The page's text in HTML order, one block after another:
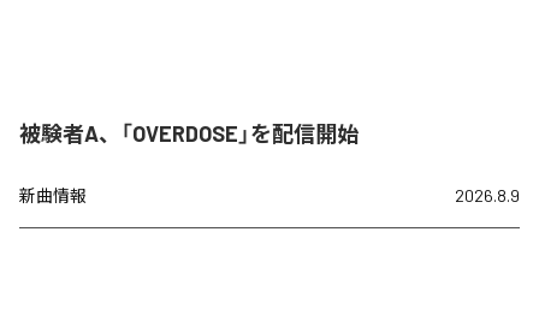
被験者A、「OVERDOSE」を配信開始
新曲情報 2026.8.9